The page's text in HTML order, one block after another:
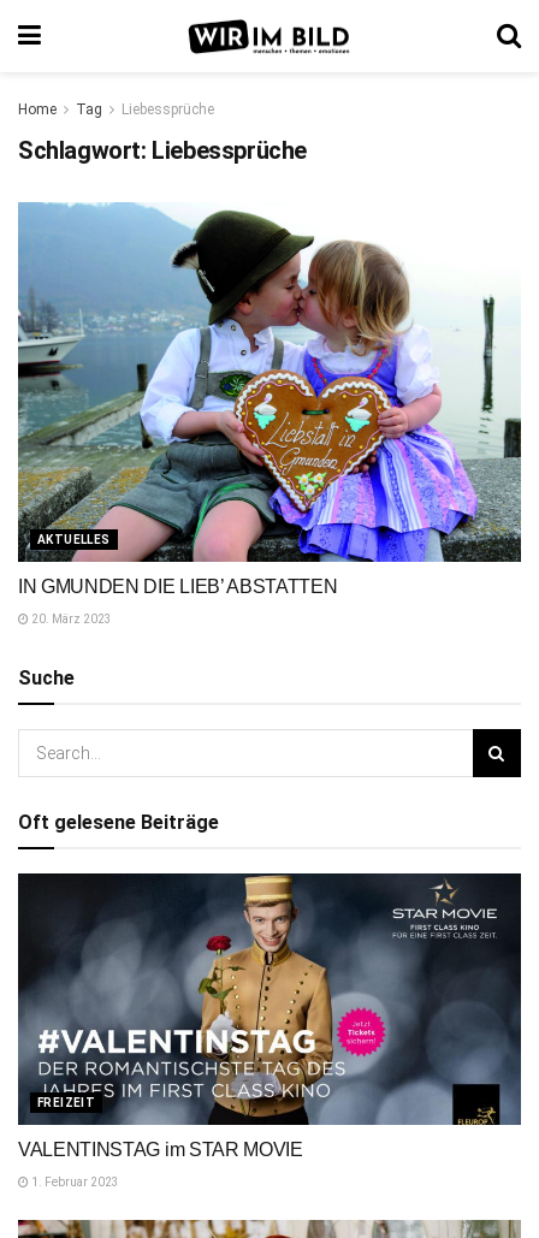
Home Tag Liebessprüche
Schlagwort: Liebessprüche
AKTUELLES
IN GMUNDEN DIE LIEB’ ABSTATTEN
20. März 2023
Suche
Oft gelesene Beiträge
FREIZEIT
VALENTINSTAG im STAR MOVIE
1. Februar 2023